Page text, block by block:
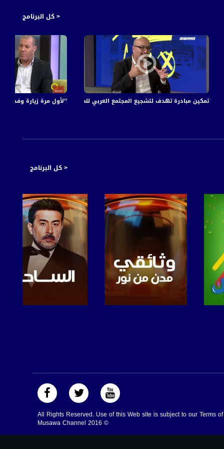
< كل البرنامج
’’لأول مرة زيارة وفد
تمكين مبادرة تهدف لتشجيع المجتمع العربي للمشاركة في الانتخابات المقبلة، إيهاب
< كل البرنامج
All Rights Reserved. Use of this Web site is subject to our Terms
©
2016